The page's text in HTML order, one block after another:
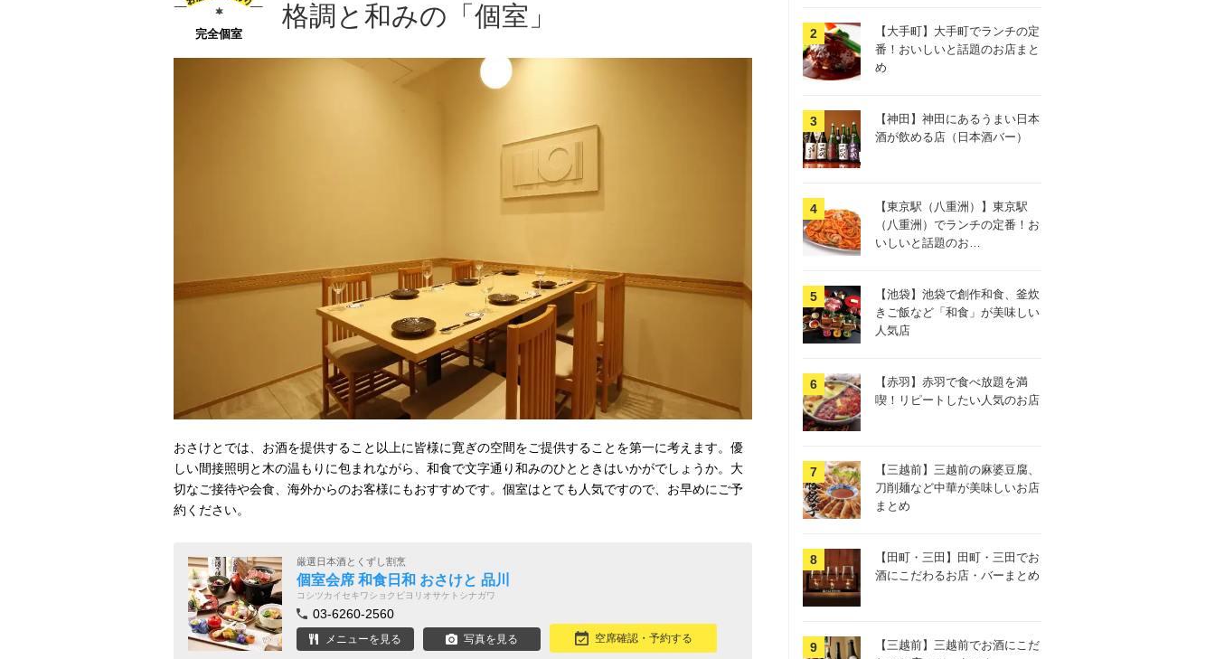
完全個室
格調と和みの「個室」
おさけとでは、お酒を提供すること以上に皆様に寛ぎの空間をご提供することを第一に考えます。優
しい間接照明と木の温もりに包まれながら、和食で文字通り和みのひとときはいかがでしょうか。大
切なご接待や会食、海外からのお客様にもおすすめです。個室はとても人気ですので、お早めにご予
約ください。
厳選日本酒とくずし割烹
個室会席 和食日和 おさけと 品川
コシツカイセキワショクビヨリオサケトシナガワ
03-6260-2560
メニューを見る 写真を見る 空席確認・予約する
【大手町】大手町でランチの定
番！おいしいと話題のお店まと
め
【神田】神田にあるうまい日本
酒が飲める店（日本酒バー）
【東京駅（八重洲）】東京駅
（八重洲）でランチの定番！お
いしいと話題のお…
【池袋】池袋で創作和食、釜炊
きご飯など「和食」が美味しい
人気店
【赤羽】赤羽で食べ放題を満
喫！リピートしたい人気のお店
【三越前】三越前の麻婆豆腐、
刀削麺など中華が美味しいお店
まとめ
【田町・三田】田町・三田でお
酒にこだわるお店・バーまとめ
【三越前】三越前でお酒にこだ